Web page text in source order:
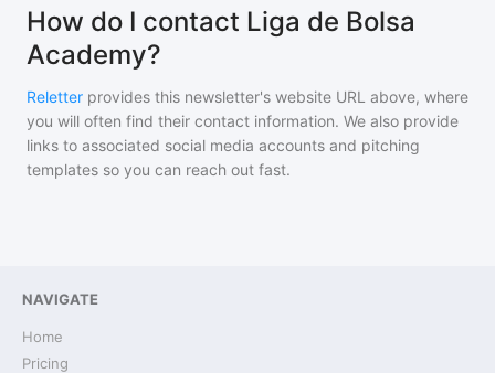
How do I contact Liga de Bolsa
Academy?
Reletter provides this newsletter's website URL above, where
you will often find their contact information. We also provide
links to associated social media accounts and pitching
templates so you can reach out fast.
NAVIGATE
Home
Pricing